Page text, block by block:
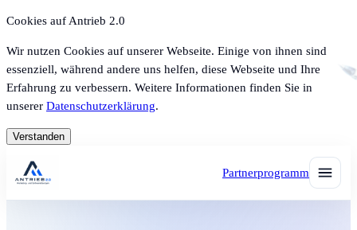
Cookies auf Antrieb 2.0
Wir nutzen Cookies auf unserer Webseite. Einige von ihnen sind
essenziell, während andere uns helfen, diese Webseite und Ihre
Erfahrung zu verbessern. Weitere Informationen finden Sie in
unserer Datenschutzerklärung.
Verstanden
Partnerprogramm